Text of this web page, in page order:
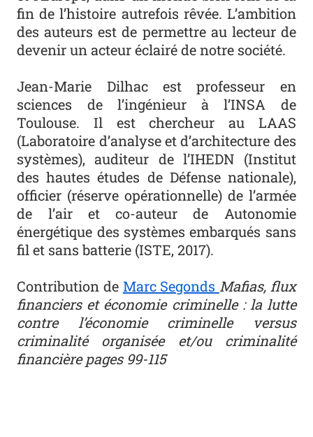
fin de l’histoire autrefois rêvée. L’ambition
des auteurs est de permettre au lecteur de
devenir un acteur éclairé de notre société.
Jean-Marie Dilhac est professeur en
sciences de l’ingénieur à l’INSA de
Toulouse. Il est chercheur au LAAS
(Laboratoire d’analyse et d’architecture des
systèmes), auditeur de l’IHEDN (Institut
des hautes études de Défense nationale),
officier (réserve opérationnelle) de l’armée
de l’air et co-auteur de Autonomie
énergétique des systèmes embarqués sans
fil et sans batterie (ISTE, 2017).
Contribution de Marc Segonds Mafias, flux
financiers et économie criminelle : la lutte
contre l’économie criminelle versus
criminalité organisée et/ou criminalité
financière pages 99-115